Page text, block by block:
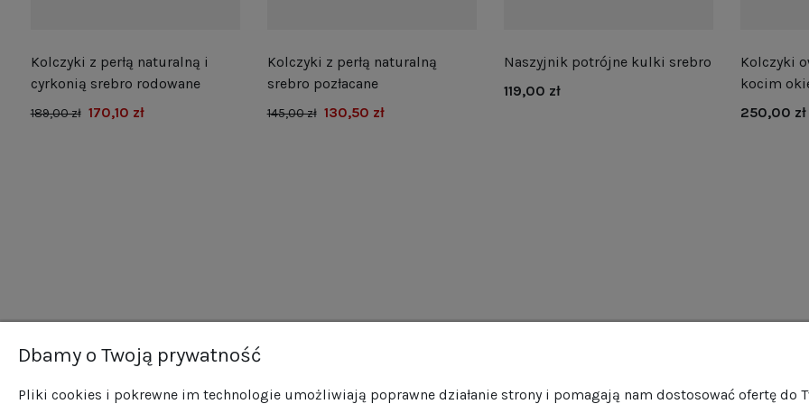
Kolczyki z perłą naturalną i
cyrkonią srebro rodowane
189,00 zł 170,10 zł
Kolczyki z perłą naturalną
srebro pozłacane
145,00 zł 130,50 zł
Naszyjnik potrójne kulki srebro
119,00 zł
Kolczyki
kocim
250,00 zł
Dbamy o Twoją prywatność
Pliki cookies i pokrewne im technologie umożliwiają poprawne działanie strony i pomagają nam dostosować ofertę do